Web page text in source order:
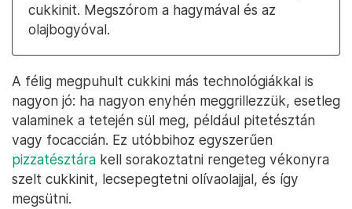
cukkinit. Megszórom a hagymával és az
olajbogyóval.
A félig megpuhult cukkini más technológiákkal is
nagyon jó: ha nagyon enyhén meggrillezzük, esetleg
valaminek a tetején sül meg, például pitetésztán
vagy focaccián. Ez utóbbihoz egyszerűen
pizzatésztára kell sorakoztatni rengeteg vékonyra
szelt cukkinit, lecsepegtetni olívaolajjal, és így
megsütni.